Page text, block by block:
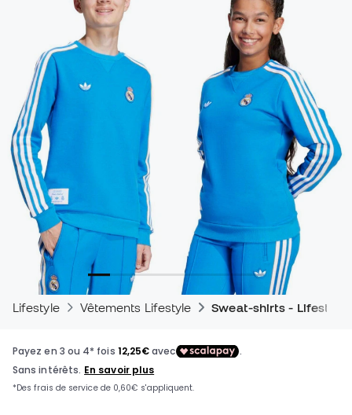
Lifestyle Vêtements Lifestyle Sweat-shirts - Lifestyle